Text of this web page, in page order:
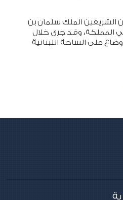
الملك سلمان بن
المملكة، وقد جرى خلال
على الساحة اللبنانية